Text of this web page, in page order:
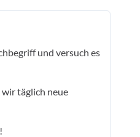
und versuch es
täglich neue